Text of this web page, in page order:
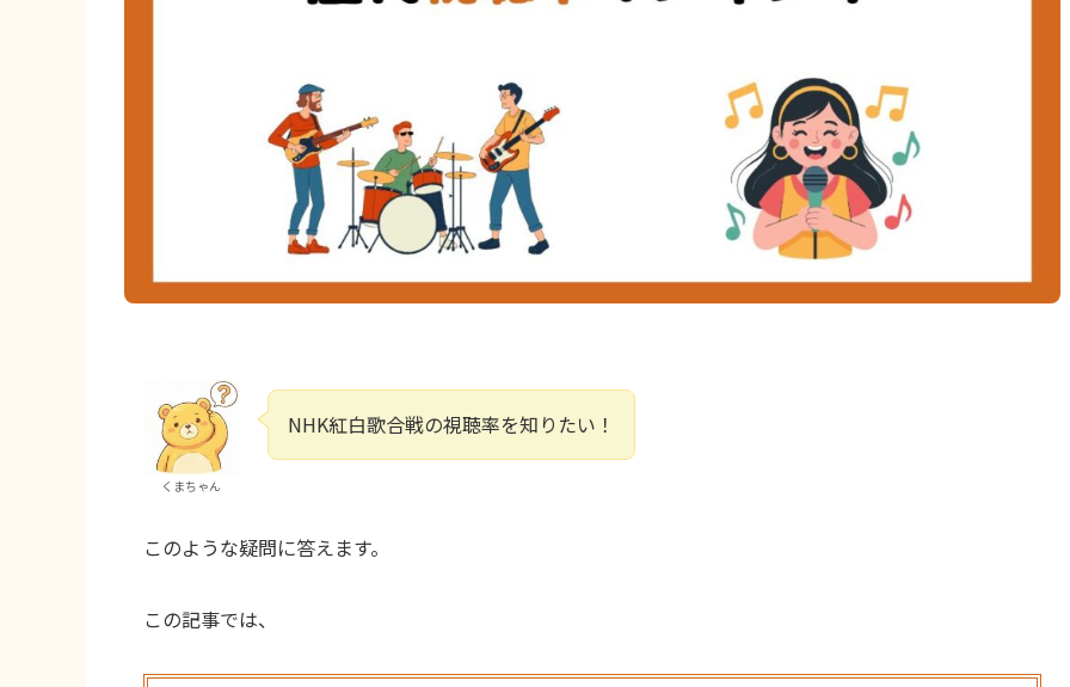
くまちゃん
NHK紅白歌合戦の視聴率を知りたい！
このような疑問に答えます。
この記事では、